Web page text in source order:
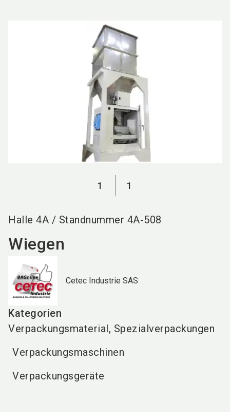
1 1
Halle 4A / Standnummer 4A-508
Wiegen
Cetec Industrie SAS
Kategorien
Verpackungsmaterial, Spezialverpackungen
Verpackungsmaschinen
Verpackungsgeräte